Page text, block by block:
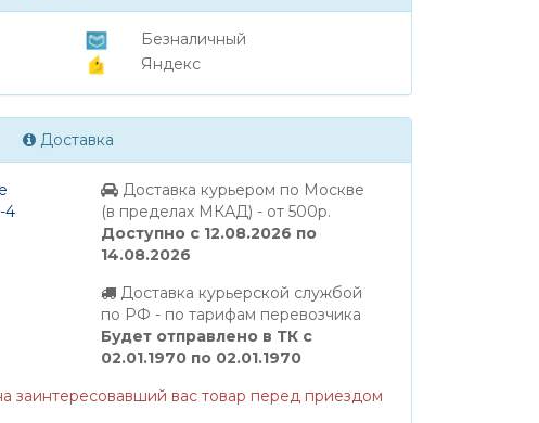
Безналичный
Яндекс
Доставка
4
Доставка курьером по Москве
(в пределах МКАД) - от 500р.
Доступно с 12.08.2026 по
14.08.2026
Доставка курьерской службой
по РФ - по тарифам перевозчика
Будет отправлено в ТК с
02.01.1970 по 02.01.1970
заинтересовавший вас товар перед приездом